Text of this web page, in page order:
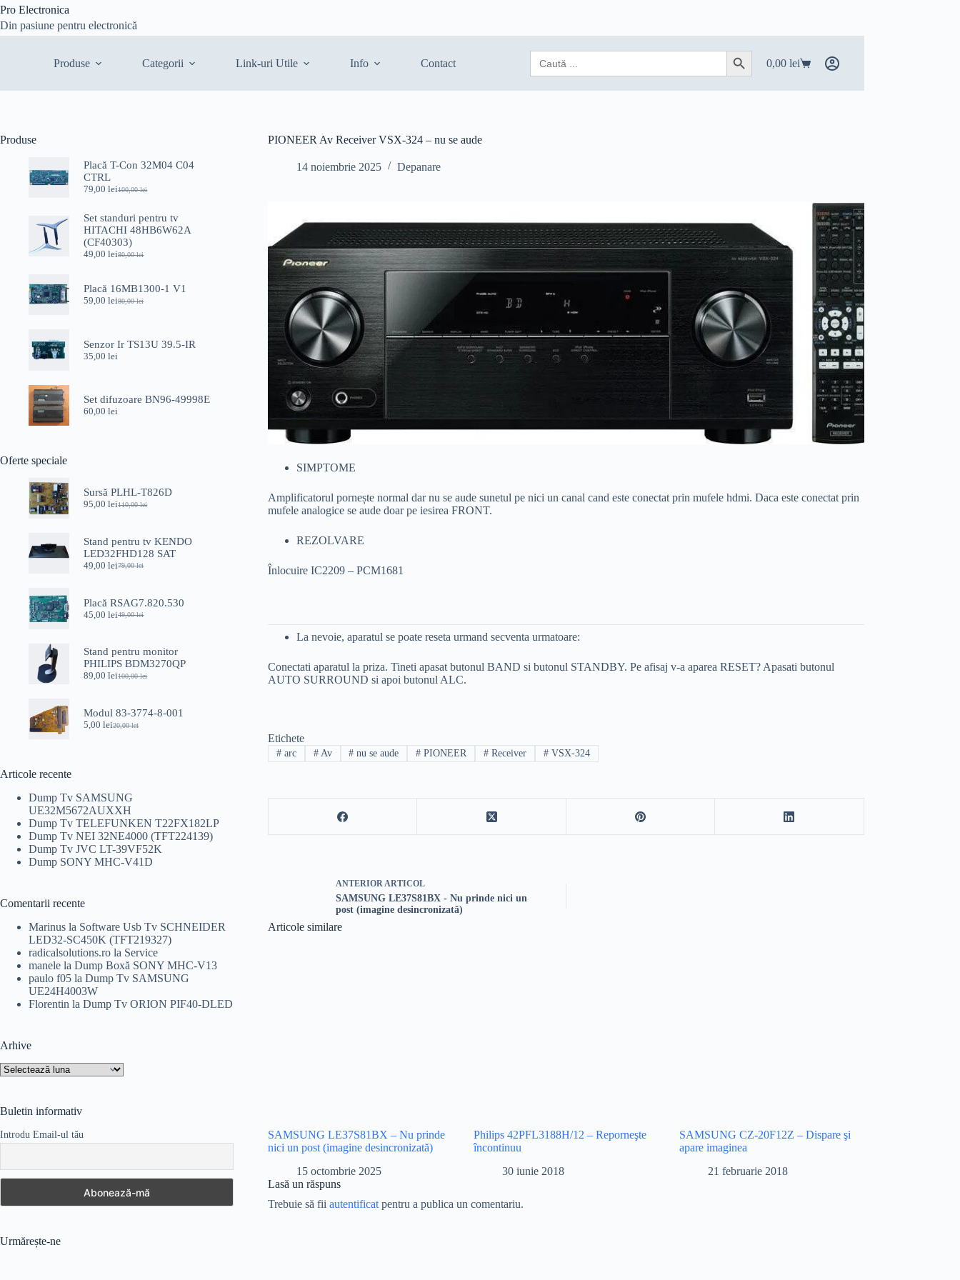
Sari
conținut
Pro Electronica
Din pasiune pentru electronică
Produse Categorii Link-uri Utile Info Contact
Search
for:
Search ButtonCoș
cumpărături
0,00 lei
PIONEER Av Receiver VSX-324 – nu se aude
14 noiembrie 2025 Depanare
SIMPTOME
Amplificatorul pornește normal dar nu se aude sunetul pe nici un canal cand este conectat prin mufele hdmi. Daca este conectat prin
mufele analogice se aude doar pe iesirea FRONT.
REZOLVARE
Înlocuire IC2209 – PCM1681
La nevoie, aparatul se poate reseta urmand secventa urmatoare:
Conectati aparatul la priza. Tineti apasat butonul BAND si butonul STANDBY. Pe afisaj v-a aparea RESET? Apasati butonul
AUTO SURROUND si apoi butonul ALC.
Etichete
#arc #Av # nu se aude # PIONEER #Receiver #VSX-324
ANTERIOR ARTICOL
SAMSUNG LE37S81BX - Nu prinde nici un
post (imagine desincronizată)
Articole similare
SAMSUNG LE37S81BX – Nu prinde
nici un post (imagine desincronizată)
15 octombrie 2025
Philips 42PFL3188H/12 – Reporneşte
încontinuu
30 iunie 2018
SAMSUNG CZ-20F12Z – Dispare şi
apare imaginea
21 februarie 2018
Lasă un răspuns
Trebuie să fii autentificatpentru a publica un comentariu.
Produse
Placă T-Con 32M04 C04
CTRL
100,00lei
Prețul
a
fost:
100,00 lei.
79,00leiPrețul
este:
79,00 lei.
Set standuri pentru tv
HITACHI 48HB6W62A
(CF40303)
80,00lei
Prețul
fost:
80,00 lei.
49,00leiPrețul
49,00 lei.
Placă 16MB1300-1 V1
80,00lei
Prețul
fost:
80,00 lei.
59,00leiPrețul
59,00 lei.
Senzor Ir TS13U 39.5-IR
35,00lei
Set difuzoare BN96-49998E
60,00lei
Oferte speciale
Sursă PLHL-T826D
110,00lei
Prețul
fost:
110,00 lei.
95,00leiPrețul
95,00 lei.
Stand pentru tv KENDO
LED32FHD128 SAT
79,00lei
Prețul
fost:
79,00 lei.
49,00leiPrețul
49,00 lei.
Placă RSAG7.820.530
49,00lei
Prețul
fost:
49,00 lei.
45,00leiPrețul
45,00 lei.
Stand pentru monitor
PHILIPS BDM3270QP
100,00lei
Prețul
fost:
100,00 lei.
89,00leiPrețul
89,00 lei.
Modul 83-3774-8-001
20,00lei
Prețul
5,00leiPrețul
Articole recente
Dump Tv SAMSUNG
UE32M5672AUXXH
Dump Tv TELEFUNKEN T22FX182LP
Dump Tv NEI 32NE4000 (TFT224139)
Dump Tv JVC LT-39VF52K
Dump SONY MHC-V41D
Comentarii recente
Marinus la Software Usb Tv SCHNEIDER
LED32-SC450K (TFT219327)
radicalsolutions.ro la Service
manele la Dump Boxă SONY MHC-V13
paulo f05 la Dump Tv SAMSUNG
UE24H4003W
Florentin la Dump Tv ORION PIF40-DLED
Arhive
Arhive
Buletin informativ
Introdu Email-ul tău
Urmărește-ne